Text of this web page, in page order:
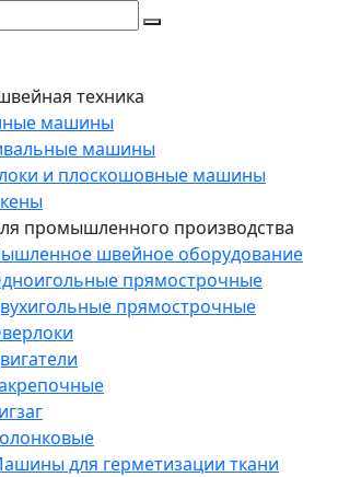
техника
машины
машины
и плоскошовные машины
промышленного производства
швейное оборудование
прямострочные
прямострочные
для герметизации ткани